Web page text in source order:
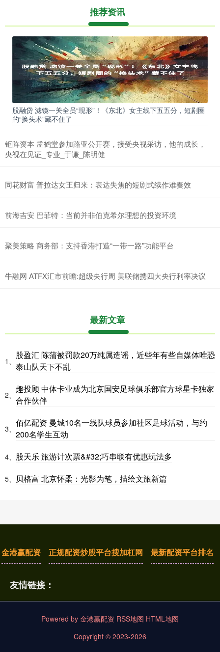
推荐资讯
股融贷 滤镜一关全员“现形”！《东北》女主线下五五分，短剧圈
的“换头术”藏不住了
钜阵资本 孟鹤堂参加路亚公开赛，接受央视采访，他的成长，
央视在见证_专业_于谦_陈明健
同花财富 普拉达女王归来：表达失焦的短剧式续作难奏效
前海吉安 巴菲特：当前并非伯克希尔理想的投资环境
聚美策略 商务部：支持香港打造“一带一路”功能平台
牛融网 ATFX汇市前瞻:超级央行周 美联储携四大央行利率决议
最新文章
1、
股盈汇 陈蒲被罚款20万纯属造谣，近些年有些自媒体唯恐
泰山队天下不乱
2、
趣投顾 中体卡业成为北京国安足球俱乐部官方球星卡独家
合作伙伴
3、
佰亿配资 曼城10名一线队球员参加社区足球活动，与约
200名学生互动
4、 股天乐 旅游计次票&#32;巧串联有优惠玩法多
5、 贝格富 北京怀柔：光影为笔，描绘文旅新篇
金港赢配资 正规配资炒股平台搜加杠网 最新配资平台排名
友情链接：
Powered by 金港赢配资 RSS地图 HTML地图
Copyright © 2023-2026